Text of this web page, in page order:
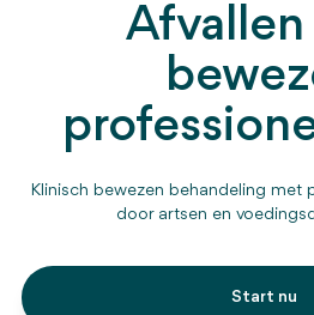
Klinisch bewezen behandeling met
door artsen en
Start nu